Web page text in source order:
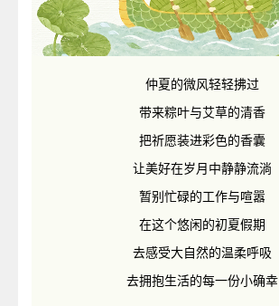
仲夏的微风轻轻拂过
带来粽叶与艾草的清香
把祈愿装进彩色的香囊
让美好在岁月中静静流淌
暂别忙碌的工作与喧嚣
在这个悠闲的初夏假期
去感受大自然的温柔呼吸
去拥抱生活的每一份小确幸